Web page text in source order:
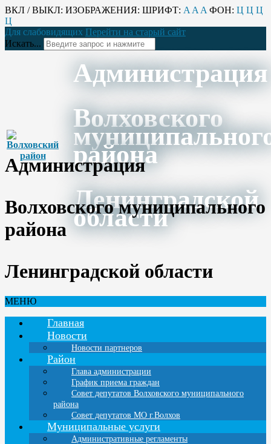
ВКЛ / ВЫКЛ: ИЗОБРАЖЕНИЯ: ШРИФТ: A A A ФОН: Ц Ц Ц
Ц
Для слабовидящих Перейти на старый сайт
Искать...
Администрация
Волховского
района
Ленинградской
области
Администрация
Волховского муниципального
района
Ленинградской области
МЕНЮ
Главная
Новости
Новости партнеров
Район
Глава администрации
График приема граждан
Совет депутатов Волховского муниципального
района
Совет депутатов МО г.Волхов
Муниципальные услуги
Административные регламенты